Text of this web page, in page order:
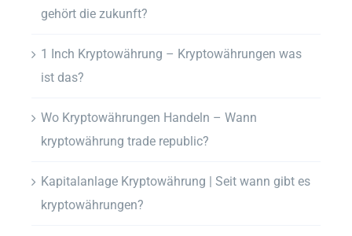
gehört die zukunft?
1 Inch Kryptowährung – Kryptowährungen was
ist das?
Wo Kryptowährungen Handeln – Wann
kryptowährung trade republic?
Kapitalanlage Kryptowährung | Seit wann gibt es
kryptowährungen?